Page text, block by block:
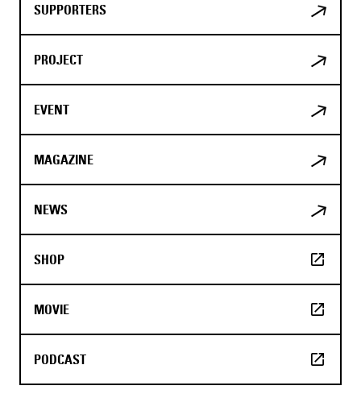
SUPPORTERS
PROJECT
EVENT
MAGAZINE
NEWS
SHOP
MOVIE
PODCAST